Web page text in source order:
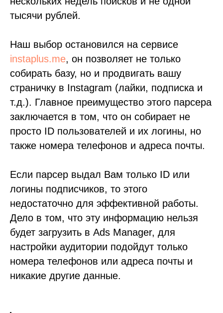
тысячи рублей.
Наш выбор остановился на сервисе
instaplus.me, он позволяет не только
собирать базу, но и продвигать вашу
страничку в Instagram (лайки, подписка и
т.д.). Главное преимущество этого парсера
заключается в том, что он собирает не
просто ID пользователей и их логины, но
также номера телефонов и адреса почты.
Если парсер выдал Вам только ID или
логины подписчиков, то этого
недостаточно для эффективной работы.
Дело в том, что эту информацию нельзя
будет загрузить в Ads Manager, для
настройки аудитории подойдут только
номера телефонов или адреса почты и
никакие другие данные.